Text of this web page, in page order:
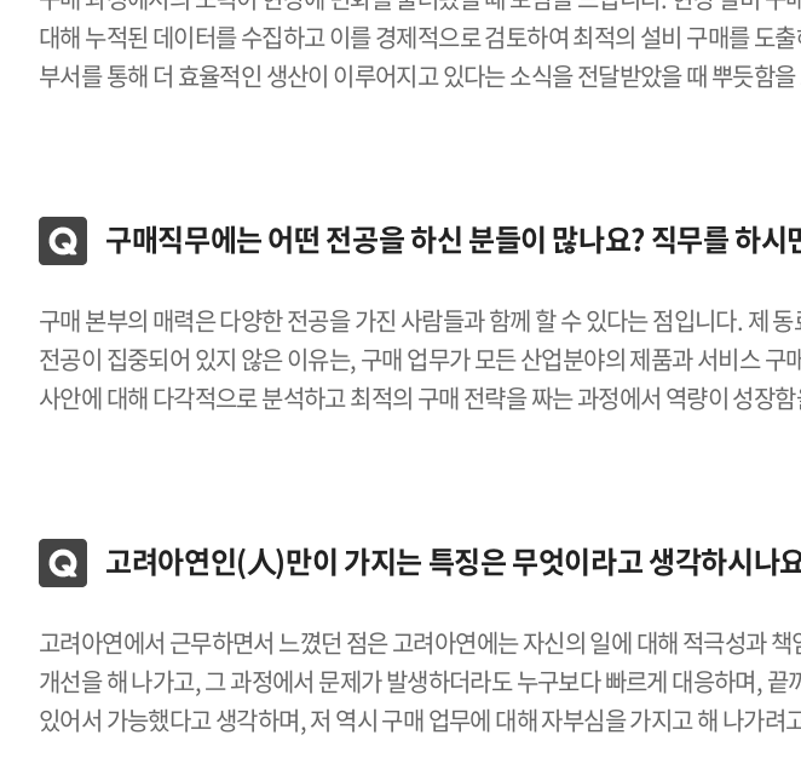
대해 누적된 데이터를 수집하고 이를 경제적으로 검토하여 최적의 설비 구매를 도
부서를 통해 더 효율적인 생산이 이루어지고 있다는 소식을 전달받았을 때 뿌듯함
구매직무에는 어떤 전공을 하신 분들이 많나요? 직무를 하
구매 본부의 매력은 다양한 전공을 가진 사람들과 함께 할 수 있다는 점입니다. 제
전공이 집중되어 있지 않은 이유는, 구매 업무가 모든 산업분야의 제품과 서비스
사안에 대해 다각적으로 분석하고 최적의 구매 전략을 짜는 과정에서 역량이 성장
고려아연인(人)만이 가지는 특징은 무엇이라고 생각하시나
고려아연에서 근무하면서 느꼈던 점은 고려아연에는 자신의 일에 대해 적극성과
개선을 해 나가고, 그 과정에서 문제가 발생하더라도 누구보다 빠르게 대응하며,
있어서 가능했다고 생각하며, 저 역시 구매 업무에 대해 자부심을 가지고 해 나가려